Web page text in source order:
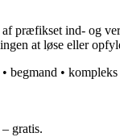
præfikset ind- og
at løse eller
• begmand • kompleks
gratis.